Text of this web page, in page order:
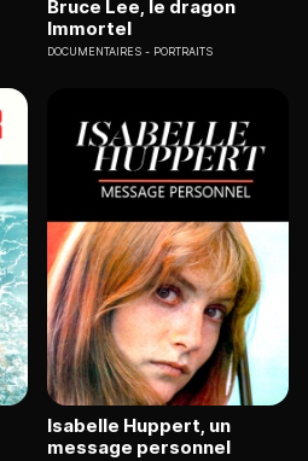
Bruce Lee, le dragon
Immortel
DOCUMENTAIRES PORTRAITS
Isabelle Huppert, un
message personnel